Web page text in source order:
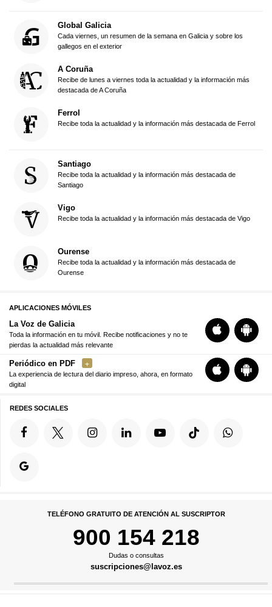
Global Galicia
Cada viernes, un resumen de la semana en Galicia y sobre los
gallegos en el exterior
A Coruña
Recibe de lunes a viernes toda la actualidad y la información más
destacada de A Coruña
Ferrol
Recibe toda la actualidad y la información más destacada de Ferrol
Santiago
Recibe toda la actualidad y la información más destacada de
Santiago
Vigo
Recibe toda la actualidad y la información más destacada de Vigo
Ourense
Recibe toda la actualidad y la información más destacada de
Ourense
APLICACIONES MÓVILES
La Voz de Galicia
Toda la información en tu móvil. Recibe notificaciones y no te
pierdas la actualidad más relevante
Periódico en PDF
La experiencia de lectura del diario impreso, ahora, en formato
digital
REDES SOCIALES
TELÉFONO GRATUITO DE ATENCIÓN AL SUSCRIPTOR
900 154 218
Dudas o consultas
suscripciones@lavoz.es